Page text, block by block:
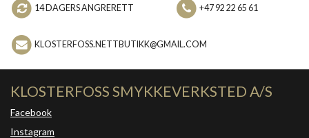
14 DAGERS ANGRERETT +47 92 22 65 61
KLOSTERFOSS.NETTBUTIKK@GMAIL.COM
KLOSTERFOSS SMYKKEVERKSTED A/S
Facebook
Instagram